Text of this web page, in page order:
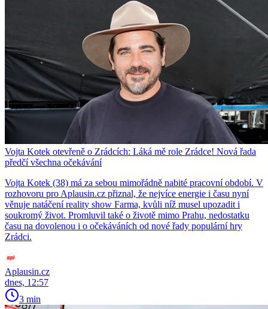
Vojta Kotek otevřeně o Zrádcích: Láká mě role Zrádce! Nová řada
předčí všechna očekávání
Vojta Kotek (38) má za sebou mimořádně nabité pracovní období. V
rozhovoru pro Aplausin.cz přiznal, že nejvíce energie i času nyní
věnuje natáčení reality show Farma, kvůli níž musel upozadit i
soukromý život. Promluvil také o životě mimo Prahu, nedostatku
času na dovolenou i o očekáváních od nové řady populární hry
Zrádci.
Aplausin.cz
dnes, 12:57
3 min